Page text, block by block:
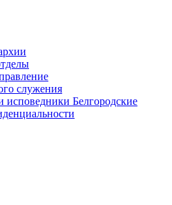
служения
Белгородские